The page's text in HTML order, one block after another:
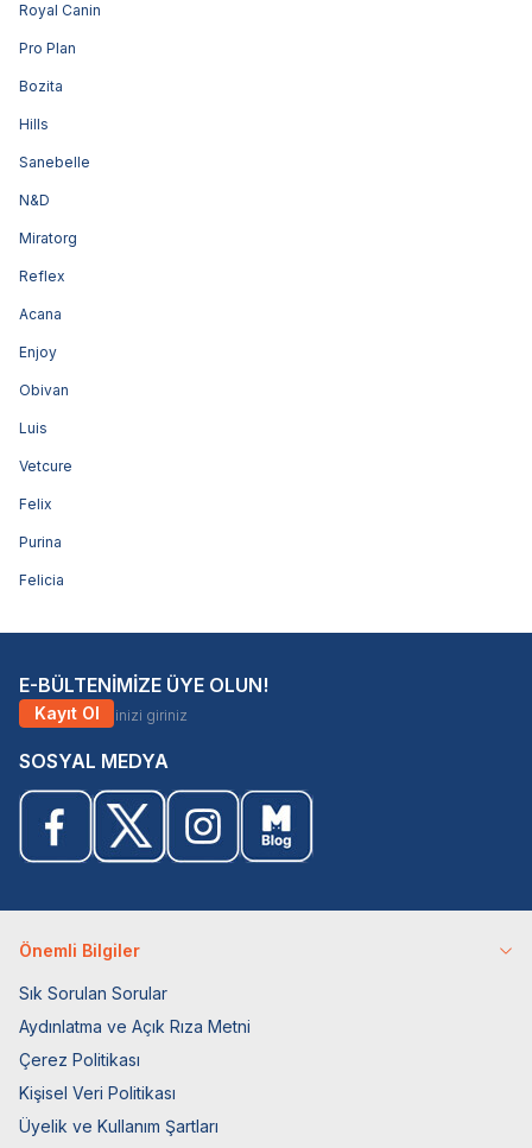
Royal Canin
Pro Plan
Bozita
Hills
Sanebelle
N&D
Miratorg
Reflex
Acana
Enjoy
Obivan
Luis
Vetcure
Felix
Purina
Felicia
E-BÜLTENİMİZE ÜYE OLUN!
Kayıt Ol
SOSYAL MEDYA
Önemli Bilgiler
Sık Sorulan Sorular
Aydınlatma ve Açık Rıza Metni
Çerez Politikası
Kişisel Veri Politikası
Üyelik ve Kullanım Şartları